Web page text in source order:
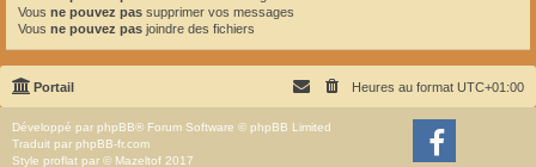
Vous ne pouvez pas supprimer vos messages
Vous ne pouvez pas joindre des fichiers
Portail Heures au format UTC+01:00
Développé par phpBB® Forum Software © phpBB Limited
Traduit par phpBB-fr.com
Style proflat par © Mazeltof 2017